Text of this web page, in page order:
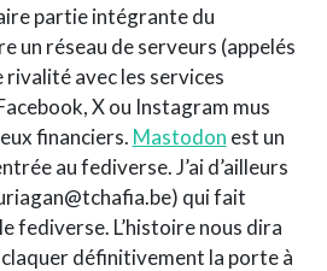
partie intégrante du
un réseau de serveurs (appelés
rivalité avec les services
X ou Instagram mus
financiers. Mastodon est un
au fediverse. J’ai d’ailleurs
qui fait
fediverse. L’histoire nous dira
définitivement la porte à